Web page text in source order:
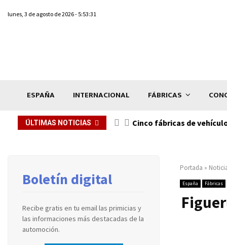
lunes, 3 de agosto de 2026 - 5:53:31
ESPAÑA INTERNACIONAL FÁBRICAS
ÚLTIMAS NOTICIAS Cinco fábricas de
Portada »
España Fábricas
Boletín digital
Recibe gratis en tu email las primicias y
las informaciones más destacadas de la
automoción.